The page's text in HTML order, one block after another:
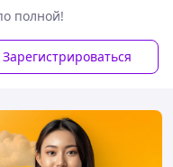
полной!
Зарегистрироваться